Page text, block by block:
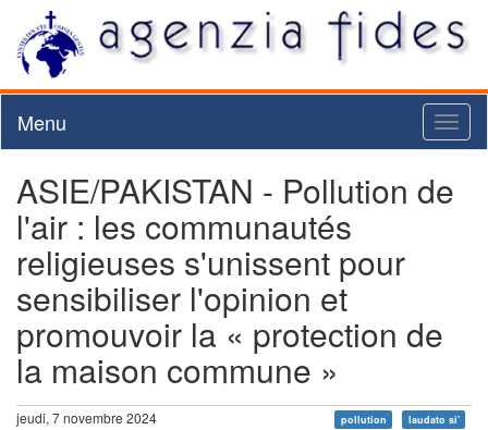
Menu
ASIE/PAKISTAN - Pollution de
l'air : les communautés
religieuses s'unissent pour
sensibiliser l'opinion et
promouvoir la « protection de
la maison commune »
jeudi, 7 novembre 2024 pollution laudato si'